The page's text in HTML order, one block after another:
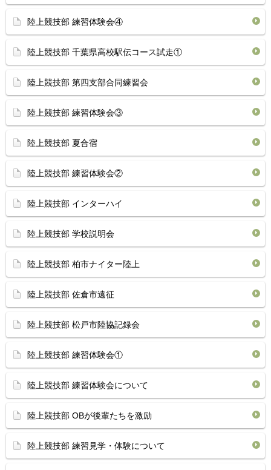
陸上競技部 練習体験会④
陸上競技部 千葉県高校駅伝コース試走①
陸上競技部 第四支部合同練習会
陸上競技部 練習体験会③
陸上競技部 夏合宿
陸上競技部 練習体験会②
陸上競技部 インターハイ
陸上競技部 学校説明会
陸上競技部 柏市ナイター陸上
陸上競技部 佐倉市遠征
陸上競技部 松戸市陸協記録会
陸上競技部 練習体験会①
陸上競技部 練習体験会について
陸上競技部 OBが後輩たちを激励
陸上競技部 練習見学・体験について